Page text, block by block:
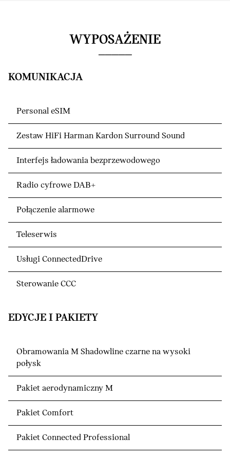
WYPOSAŻENIE
KOMUNIKACJA
Personal eSIM
Zestaw HiFi Harman Kardon Surround Sound
Interfejs ładowania bezprzewodowego
Radio cyfrowe DAB+
Połączenie alarmowe
Teleserwis
Usługi ConnectedDrive
Sterowanie CCC
EDYCJE I PAKIETY
Obramowania M Shadowline czarne na wysoki
połysk
Pakiet aerodynamiczny M
Pakiet Comfort
Pakiet Connected Professional